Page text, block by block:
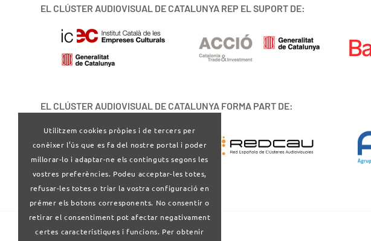
EL CLÚSTER AUDIOVISUAL DE CATALUNYA REP EL SUPORT DE:
EL CLÚSTER AUDIOVISUAL DE CATALUNYA FORMA PART DE:
Utilitzem cookies pròpies i de tercers per
conèixer l’ús que es fa del nostre portal i poder
millorar-lo i adaptar-ne els continguts segons les
vostres preferències. Podeu acceptar-les totes,
refusar-les totes o triar la vostra configuració en
prémer els botons corresponents. No consentir o
retirar el consentiment pot afectar negativament
certes característiques i funcions. Per obtenir